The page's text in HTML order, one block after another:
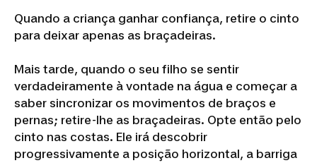
Quando a criança ganhar confiança, retire o cinto
para deixar apenas as braçadeiras.
Mais tarde, quando o seu filho se sentir
verdadeiramente à vontade na água e começar a
saber sincronizar os movimentos de braços e
pernas; retire-lhe as braçadeiras. Opte então pelo
cinto nas costas. Ele irá descobrir
progressivamente a posição horizontal, a barriga